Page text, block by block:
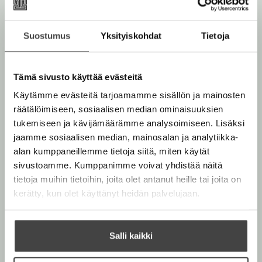
Suostumus Yksityiskohdat Tietoja
Tämä sivusto käyttää evästeitä
Käytämme evästeitä tarjoamamme sisällön ja mainosten
räätälöimiseen, sosiaalisen median ominaisuuksien
tukemiseen ja kävijämäärämme analysoimiseen. Lisäksi
jaamme sosiaalisen median, mainosalan ja analytiikka-
alan kumppaneillemme tietoja siitä, miten käytät
sivustoamme. Kumppanimme voivat yhdistää näitä
tietoja muihin tietoihin, joita olet antanut heille tai joita on
kerätty, kun olet käyttänyt heidän palvelujaan.
Salli kaikki